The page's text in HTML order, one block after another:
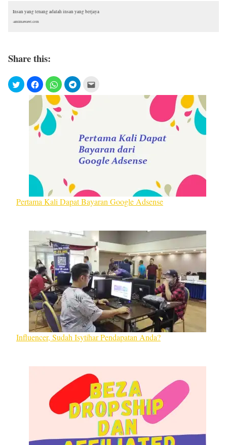
Insan yang tenang adalah insan yang berjaya
-amirnawawi.com
Share this:
Pertama Kali Dapat Bayaran Google Adsense
Influencer, Sudah Isytihar Pendapatan Anda?